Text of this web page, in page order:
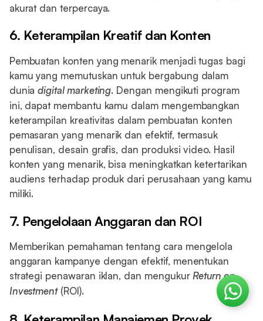
akurat dan terpercaya.
6. Keterampilan Kreatif dan Konten
Pembuatan konten yang menarik menjadi tugas bagi
kamu yang memutuskan untuk bergabung dalam
duniadigital marketing. Dengan mengikuti program
ini, dapat membantu kamu dalam mengembangkan
keterampilan kreativitas dalam pembuatan konten
pemasaran yang menarik dan efektif, termasuk
penulisan, desain grafis, dan produksi video. Hasil
konten yang menarik, bisa meningkatkan ketertarikan
audiens terhadap produk dari perusahaan yang kamu
miliki.
7. Pengelolaan Anggaran dan ROI
Memberikan pemahaman tentang cara mengelola
anggaran kampanye dengan efektif, menentukan
strategi penawaran iklan, dan mengukurReturn on
Investment(ROI).